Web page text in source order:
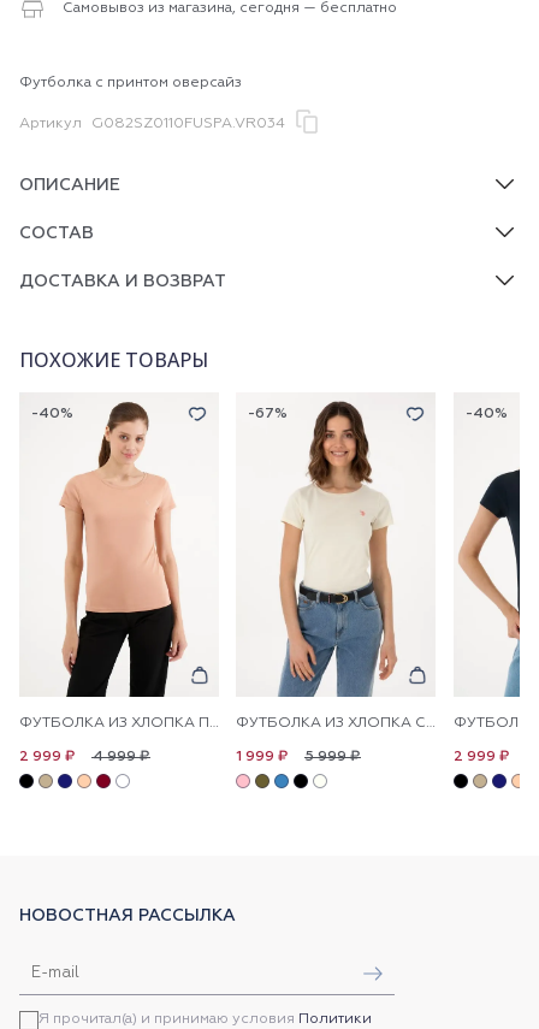
Самовывоз из магазина, сегодня — бесплатно
Футболка с принтом оверсайз
Артикул G082SZ0110FUSPA.VR034
ОПИСАНИЕ
СОСТАВ
ДОСТАВКА И ВОЗВРАТ
ПОХОЖИЕ ТОВАРЫ
-40%
ФУТБОЛКА ИЗ ХЛОПКА ПРИТАЛЕННАЯ
4 999 ₽
2 999 ₽
-67%
ФУТБОЛКА ИЗ ХЛОПКА С ЛОГОТИПОМ
5 999 ₽
1 999 ₽
-40%
2 999 ₽
НОВОСТНАЯ РАССЫЛКА
Я прочитал(а) и принимаю условия Политики